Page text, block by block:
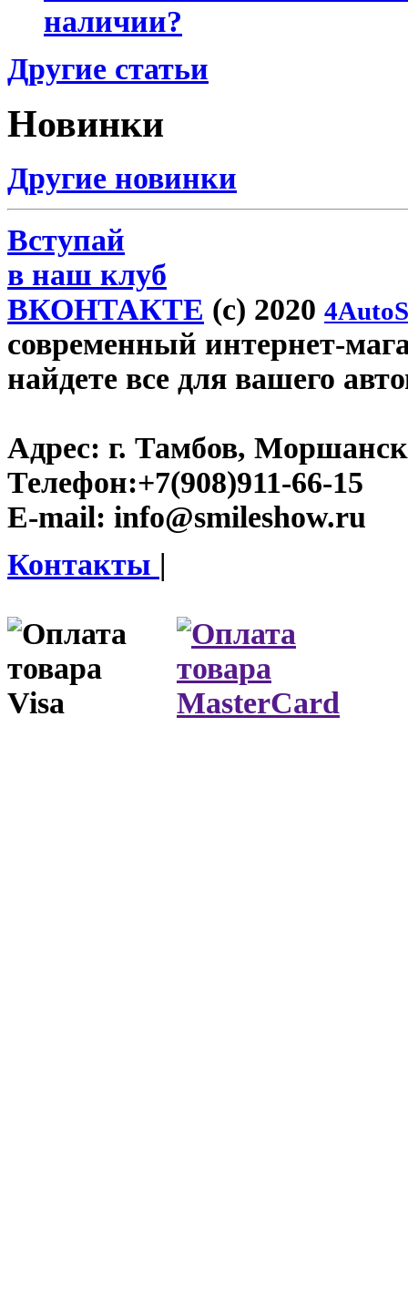
наличии?
Другие статьи
Новинки
Другие новинки
Вступай
в наш клуб
ВКОНТАКТЕ (c) 2020
современный интернет-
найдете все для вашего
Адрес: г. Тамбов,
Телефон:+7(908)911-66-15
E-mail: info@smileshow.ru
Контакты |